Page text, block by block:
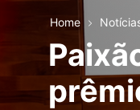
Home